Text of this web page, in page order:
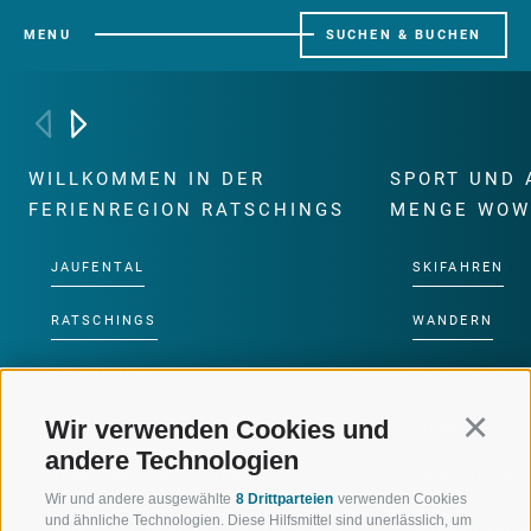
Wir verwenden Cookies und
andere Technologien
Wir und andere ausgewählte 8 Drittparteien verwenden Cookies
und ähnliche Technologien. Diese Hilfsmittel sind unerlässlich, um
MENU SUCHEN & BUCHEN
WILLKOMMEN IN DER
FERIENREGION RATSCHINGS
JAUFENTAL
RATSCHINGS
RIDNAUNTAL
BERGBAHNEN
SKISCHULE RATSCHINGS
SPORT UND
MENGE
SKIFAHREN
WANDERN
HOCHALPINE